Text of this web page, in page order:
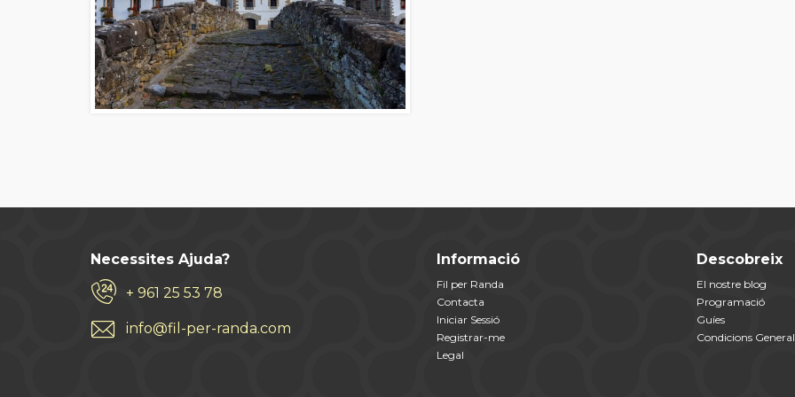
Necessites Ajuda?
+ 961 25 53 78
info@fil-per-randa.com
Informació
Fil per Randa
Contacta
Iniciar Sessió
Registrar-me
Legal
Descobreix
El nostre blog
Programació
Guíes
Condicions